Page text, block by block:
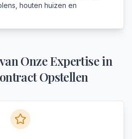
houten huizen en
Onze Expertise in
Opstellen